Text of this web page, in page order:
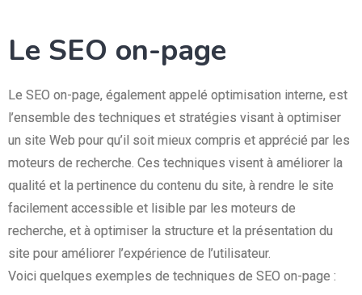
Le SEO on-page
Le SEO on-page, également appelé optimisation interne, est
l’ensemble des techniques et stratégies visant à optimiser
un site Web pour qu’il soit mieux compris et apprécié par les
moteurs de recherche. Ces techniques visent à améliorer la
qualité et la pertinence du contenu du site, à rendre le site
facilement accessible et lisible par les moteurs de
recherche, et à optimiser la structure et la présentation du
site pour améliorer l’expérience de l’utilisateur.
Voici quelques exemples de techniques de SEO on-page :